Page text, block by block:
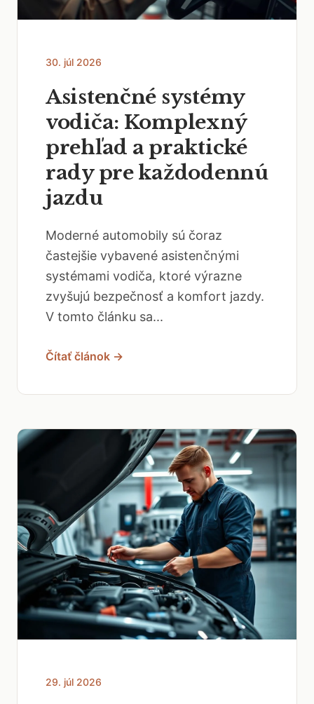
30. júl 2026
Asistenčné systémy
vodiča: Komplexný
prehľad a praktické
rady pre každodennú
jazdu
Moderné automobily sú čoraz
častejšie vybavené asistenčnými
systémami vodiča, ktoré výrazne
zvyšujú bezpečnosť a komfort jazdy.
V tomto článku sa...
Čítať článok →
29. júl 2026